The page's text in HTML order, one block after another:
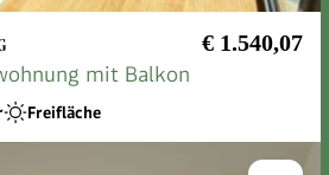
€ 1.540,07
mit Balkon
Freifläche